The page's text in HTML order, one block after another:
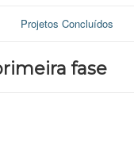
Projetos Concluídos
fase